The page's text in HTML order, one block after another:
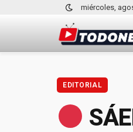
miércoles,
EDITORIAL